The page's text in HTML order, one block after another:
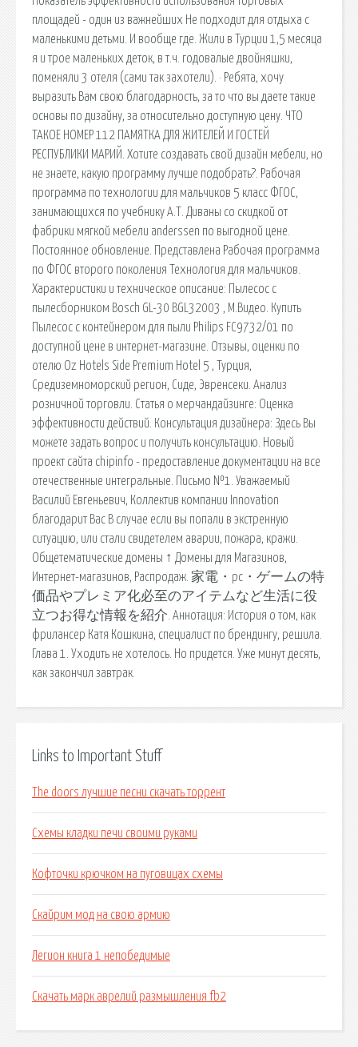
площадей - один из важнейших Не подходит для отдыха с
маленькими детьми. И вообще где. Жили в Турции 1,5 месяца
я и трое маленьких деток, в т.ч. годовалые двойняшки,
поменяли 3 отеля (сами так захотели). · Ребята, хочу
выразить Вам свою благодарность, за то что вы даете такие
основы по дизайну, за относительно доступную цену. ЧТО
ТАКОЕ НОМЕР 112 ПАМЯТКА ДЛЯ ЖИТЕЛЕЙ И ГОСТЕЙ
РЕСПУБЛИКИ МАРИЙ. Хотите создавать свой дизайн мебели, но
не знаете, какую программу лучше подобрать?. Рабочая
программа по технологии для мальчиков 5 класс ФГОС,
занимающихся по учебнику А.Т. Диваны со скидкой от
фабрики мягкой мебели anderssen по выгодной цене.
Постоянное обновление. Представлена Рабочая программа
по ФГОС второго поколения Технология для мальчиков.
Характеристики и техническое описание: Пылесос с
пылесборником Bosch GL-30 BGL32003 , М.Видео. Купить
Пылесос с контейнером для пыли Philips FC9732/01 по
доступной цене в интернет-магазине. Отзывы, оценки по
отелю Oz Hotels Side Premium Hotel 5 , Турция,
Средиземноморский регион, Сиде, Эвренсеки. Анализ
розничной торговли. Статья о мерчандайзинге: Оценка
эффективности действий. Консультация дизайнера: Здесь Вы
можете задать вопрос и получить консультацию. Новый
проект сайта chipinfo - предоставление документации на все
отечественные интегральные. Письмо №1. Уважаемый
Василий Евгеньевич, Коллектив компании Innovation
благодарит Вас В случае если вы попали в экстренную
ситуацию, или стали свидетелем аварии, пожара, кражи.
Общетематические домены ↑ Домены для Магазинов,
Интернет-магазинов, Распродаж. 家電・pc・ゲームの特
価品やプレミア化必至のアイテムなど生活に役
立つお得な情報を紹介. Аннотация: История о том, как
фрилансер Катя Кошкина, специалиcт по брендингу, решила.
Глава 1. Уходить не хотелось. Но придется. Уже минут десять,
как закончил завтрак.
Links to Important Stuff
The doors лучшие песни скачать торрент
Схемы кладки печи своими руками
Кофточки крючком на пуговицах схемы
Скайрим мод на свою армию
Легион книга 1 непобедимые
Скачать марк аврелий размышления fb2